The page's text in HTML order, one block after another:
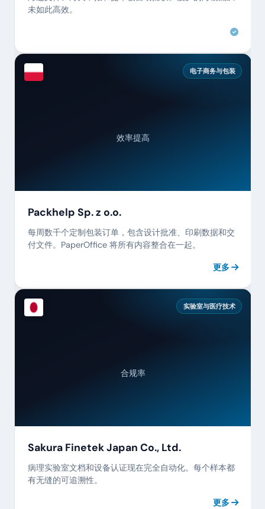
未如此高效。
电子商务与包装
效率提高
Packhelp Sp. z o.o.
每周数千个定制包装订单，包含设计批准、印刷数据和交
付文件。PaperOffice 将所有内容整合在一起。
更多
实验室与医疗技术
合规率
Sakura Finetek Japan Co., Ltd.
病理实验室文档和设备认证现在完全自动化。每个样本都
有无缝的可追溯性。
更多